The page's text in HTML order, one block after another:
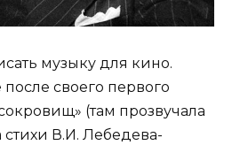
музыку для кино.
своего первого
(там прозвучала
В.И. Лебедева-